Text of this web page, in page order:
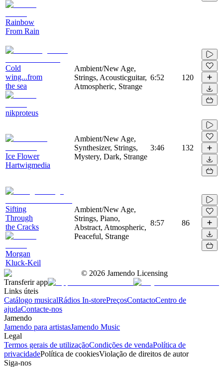
Rainbow
From Rain
Cold
wing...from
the sea
nikproteus
Ambient/New Age,
Strings, Acousticguitar,
Atmospheric, Strange
6:52 120
Ice Flower
Hartwigmedia
Ambient/New Age,
Synthesizer, Strings,
Mystery, Dark, Strange
3:46 132
Sifting
Through
the Cracks
Morgan
Kluck-Keil
Ambient/New Age,
Strings, Piano,
Abstract, Atmospheric,
Peaceful, Strange
8:57 86
© 2026 Jamendo Licensing
Transferir app
Links úteis
Catálogo musicalRádios In-storePreçosContactoCentro de
ajudaContacte-nos
Jamendo
Jamendo para artistasJamendo Music
Legal
Termos gerais de utilizaçãoCondições de vendaPolítica de
privacidadePolítica de cookiesViolação de direitos de autor
Siga-nos